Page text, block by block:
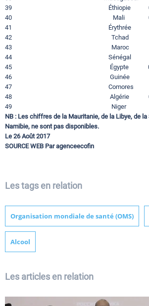
39 Éthiopie
40 Mali
41 Érythrée
42 Tchad
43 Maroc
44 Sénégal
45 Égypte
46 Guinée
47 Comores
48 Algérie
49 Niger
NB : Les chiffres de la Mauritanie, de la Libye, de
Namibie, ne sont pas disponibles.
Le 26 Août 2017
SOURCE WEB Par agenceecofin
Les tags en relation
Organisation mondiale de santé (OMS)
Alcool
Les articles en relation